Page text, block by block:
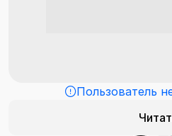
Пользователь